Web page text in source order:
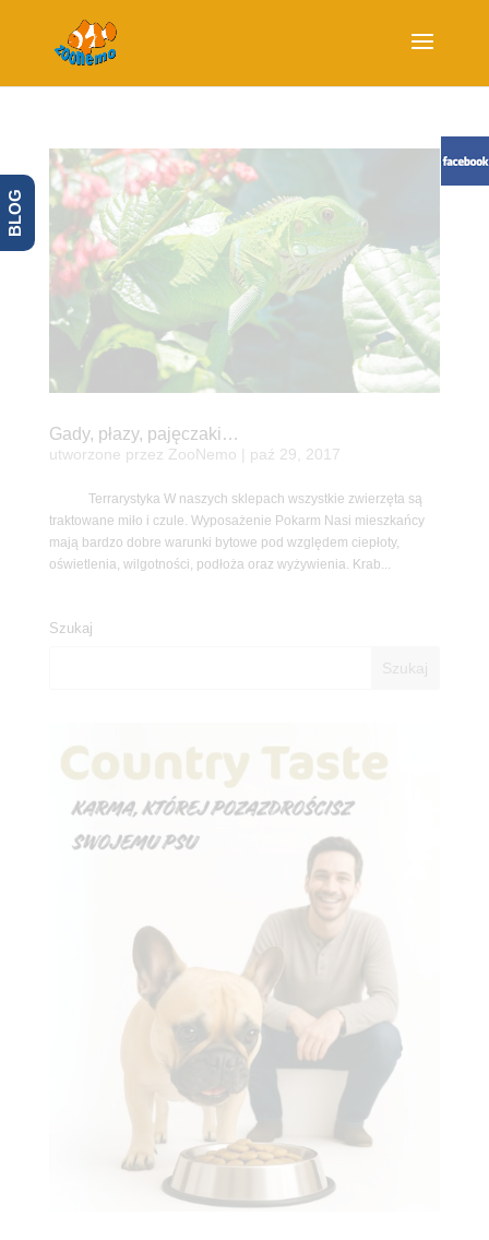
Gady, płazy, pajęczaki…
utworzone przez ZooNemo paź 29, 2017
Terrarystyka W naszych sklepach wszystkie zwierzęta są
traktowane miło i czule. Wyposażenie Pokarm Nasi mieszkańcy
mają bardzo dobre warunki bytowe pod względem ciepłoty,
oświetlenia, wilgotności, podłoża oraz wyżywienia. Krab...
Szukaj
BLOG